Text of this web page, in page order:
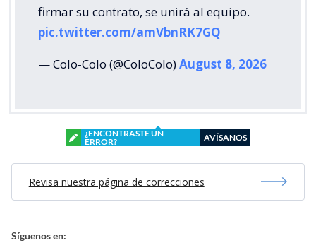
firmar su contrato, se unirá al equipo.
pic.twitter.com/amVbnRK7GQ
— Colo-Colo (@ColoColo)August 8, 2026
¿ENCONTRASTE UN
ERROR?
AVÍSANOS
Revisa nuestra página de correcciones
Síguenos en: